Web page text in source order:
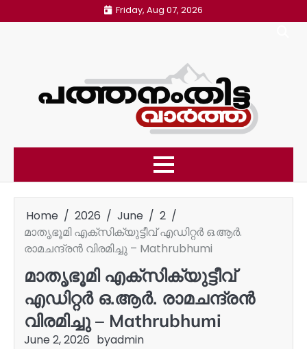
to
Friday, Aug 07, 2026
Home 2026 June
2
മാതൃഭൂമി എക്‌സിക്യുട്ടീവ് എഡിറ്റർ ഒ.ആർ.
രാമചന്ദ്രൻ വിരമിച്ചു – Mathrubhumi
മാതൃഭൂമി എക്‌സിക്യുട്ടീവ്
എഡിറ്റർ ഒ.ആർ. രാമചന്ദ്രൻ
വിരമിച്ചു – Mathrubhumi
June 2, 2026 byadmin